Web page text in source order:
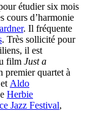
étudier six mois
cours d’harmonie
. Il fréquente
. Très sollicité pour
il est
film Just a
premier quartet à
et Aldo
Herbie
Jazz Festival,